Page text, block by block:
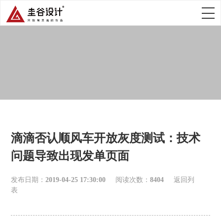
滴滴否认顺风车开放灰度测试：技术
问题导致出现发单页面
发布日期：2019-04-25 17:30:00 阅读次数：8404
返回列
表